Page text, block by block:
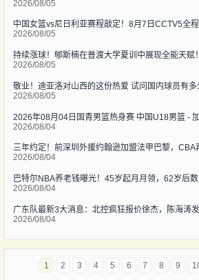
2026/08/05
2026/08/05
持续涨球！郇斯楠在普渡大学夏训中展现全能天赋！
2026/08/05
敬业！迪亚洛对山西的这份热爱 试问国内球员有多
2026/08/05
2026/08/04
三年约定！前深圳外援约翰逊加盟法甲巴黎，CBA
2026/08/04
巴特尔NBA养老钱曝光！45岁起月月领，62岁后
2026/08/04
广东队最新3大消息：北控疯狂报价徐杰，陈海涛
2026/08/04
1 2 3 4 5 6 7 8 9